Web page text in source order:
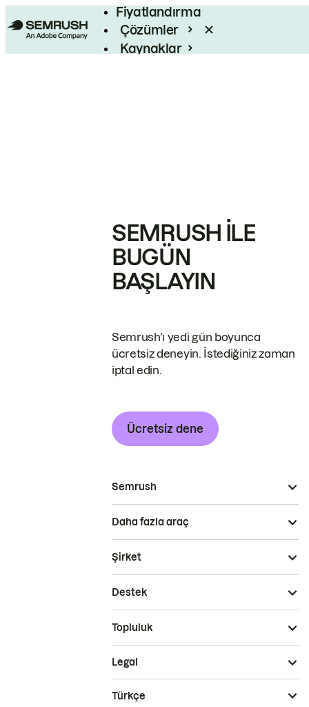
Fiyatlandırma
Çözümler
Kaynaklar
SEMRUSH ILE
BUGÜN
BAŞLAYIN
Semrush'ı yedi gün boyunca
ücretsiz deneyin. İstediğiniz zaman
iptal edin.
Ücretsiz dene
Semrush
Daha fazla araç
Şirket
Destek
Topluluk
Legal
Türkçe